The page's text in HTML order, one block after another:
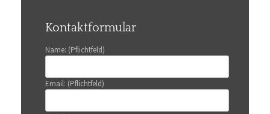
Kontaktformular
Name: (Pflichtfeld)
Email: (Pflichtfeld)